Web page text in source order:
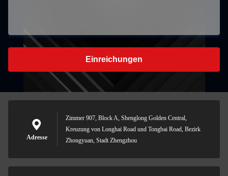
Einreichungen
Adresse
Zimmer 907, Block A, Shenglong Golden Central,
Kreuzung von Longhai Road und Tongbai Road, Bezirk
Zhongyuan, Stadt Zhengzhou